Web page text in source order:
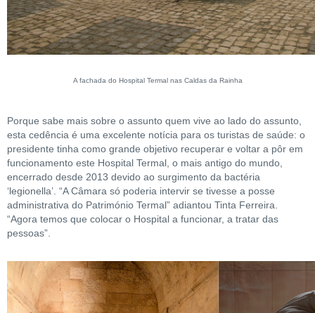
A fachada do Hospital Termal nas Caldas da Rainha
Porque sabe mais sobre o assunto quem vive ao lado do assunto,
esta cedência é uma excelente notícia para os turistas de saúde: o
presidente tinha como grande objetivo recuperar e voltar a pôr em
funcionamento este Hospital Termal, o mais antigo do mundo,
encerrado desde 2013 devido ao surgimento da bactéria
‘legionella’. “A Câmara só poderia intervir se tivesse a posse
administrativa do Património Termal” adiantou Tinta Ferreira.
“Agora temos que colocar o Hospital a funcionar, a tratar das
pessoas”.